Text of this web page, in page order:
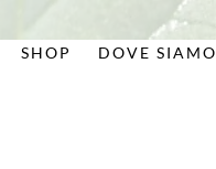
SHOP DOVE SIAMO